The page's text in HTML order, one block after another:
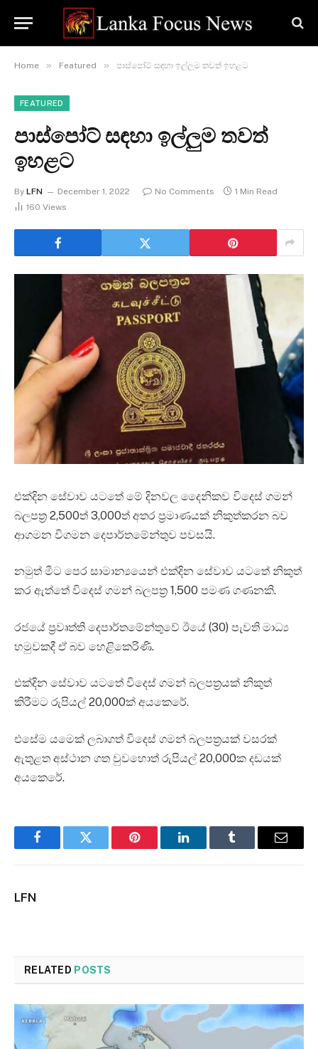
Home » Featured » පාස්පෝට් සඳහා ඉල්ලුම තවත් ඉහළට
FEATURED
පාස්පෝට් සඳහා ඉල්ලුම තවත්
ඉහළට
By LFN December 1, 2022 No Comments
1 Min Read
160 Views
එක්දින සේවාව යටතේ මේ දිනවල දෛනිකව විදෙස් ගමන්
බලපත්‍ර 2,500ත් 3,000ත් අතර ප්‍රමාණයක් නිකුත්කරන බව
ආගමන විගමන දෙපාර්තමේන්තුව පවසයි.
නමුත් මීට පෙර සාමාන්‍යයෙන් එක්දින සේවාව යටතේ නිකුත්
කර ඇත්තේ විදෙස් ගමන් බලපත්‍ර 1,500 පමණ ගණනකි.
රජයේ ප්‍රවෘත්ති දෙපාර්තමේන්තුවේ ඊයේ (30) පැවති මාධ්‍ය
හමුවකදී ඒ බව හෙළිකෙරිණි.
එක්දින සේවාව යටතේ විදෙස් ගමන් බලපත්‍රයක් නිකුත්
කිරීමට රුපියල් 20,000ක් අයකෙරේ.
එසේම යමෙක් ලබාගත් විදෙස් ගමන් බලපත්‍රයක් වසරක්
ඇතුළත අස්ථාන ගත වුවහොත් රුපියල් 20,000ක දඩයක්
අයකෙරේ.
FacebookTwitter Pinterest LinkedInTumblr Email
LFN
RELATED POSTS